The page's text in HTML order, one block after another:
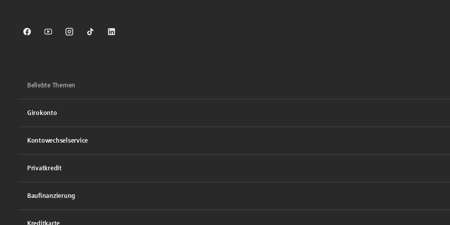
Sparkasse auf Facebook
Sparkasse auf Youtube
Sparkasse auf Instagram
Sparkasse auf TikTok
Sparkasse auf LinkedIn
Beliebte Themen
Girokonto
Kontowechselservice
Privatkredit
Baufinanzierung
Kreditkarte